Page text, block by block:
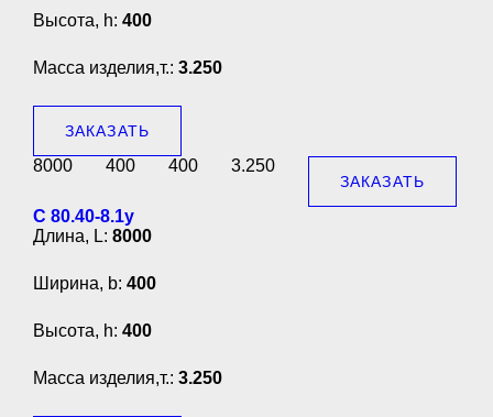
Высота, h: 400
Масса изделия,т.: 3.250
ЗАКАЗАТЬ
8000 400 400 3.250
ЗАКАЗАТЬ
С 80.40-8.1у
Длина, L: 8000
Ширина, b: 400
Высота, h: 400
Масса изделия,т.: 3.250